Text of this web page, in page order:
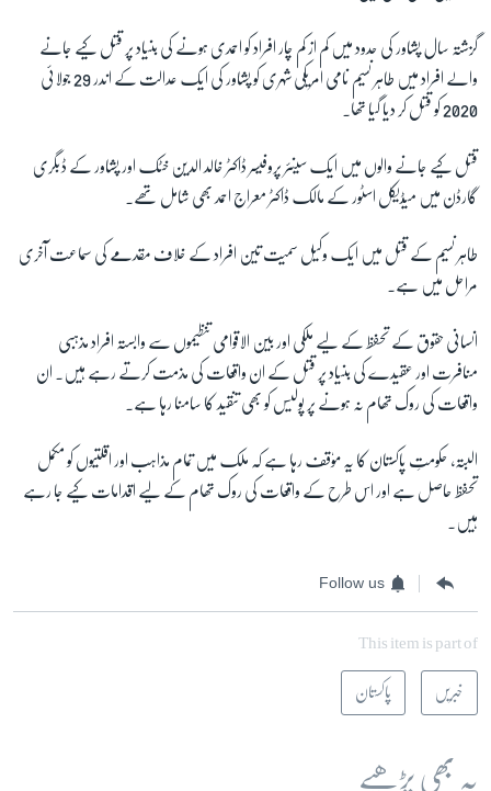
گزشتہ سال پشاور کی حدود میں کم از کم چار افراد کو احمدی ہونے کی بنیاد پر قتل کیے جانے
والے افراد میں طاہر نسیم نامی امریکی شہری کو پشاور کی ایک عدالت کے اندر 29 جولائی
2020 کو قتل کر دیا گیا تھا۔
قتل کیے جانے والوں میں ایک سینئر پروفیسر ڈاکٹر خالد الدین خٹک اور پشاور کے ڈبگری
گارڈن میں میڈیکل اسٹور کے مالک ڈاکٹر معراج احمد بھی شامل تھے۔
طاہر نسیم کے قتل میں ایک وکیل سمیت تین افراد کے خلاف مقدمے کی سماعت آخری
مراحل میں ہے۔
انسانی حقوق کے تحفظ کے لیے ملکی اور بین الاقوامی تنظیموں سے وابستہ افراد مذہبی
منافرت اور عقیدے کی بنیاد پر قتل کے ان واقعات کی مذمت کرتے رہے ہیں۔ ان
واقعات کی روک تھام نہ ہونے پر پولیس کو بھی تنقید کا سامنا رہا ہے۔
البتہ، حکومتِ پاکستان کا یہ موٗقف رہا ہے کہ ملک میں تمام مذاہب اور اقلتیوں کو مکمل
تحفظ حاصل ہے اور اس طرح کے واقعات کی روک تھام کے لیے اقدامات کیے جا رہے
ہیں۔
Follow us
This item is part of
خبریں پاکستان
یہ بھی پڑھیے